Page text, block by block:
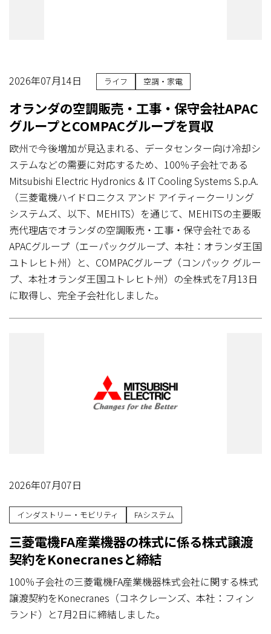
2026年07月14日 ライフ 空調・家電
オランダの空調販売・工事・保守会社APAC
グループとCOMPACグループを買収
欧州で今後増加が見込まれる、データセンター向け冷却シ
ステムなどの需要に対応するため、100％子会社である
Mitsubishi Electric Hydronics & IT Cooling Systems S.p.A.
（三菱電機ハイドロニクス アンド アイティークーリング
システムズ、以下、MEHITS）を通じて、MEHITSの主要販
売代理店でオランダの空調販売・工事・保守会社である
APACグループ（エーパックグループ、本社：オランダ王国
ユトレヒト州）と、COMPACグループ（コンパック グルー
プ、本社オランダ王国ユトレヒト州）の全株式を7月13日
に取得し、完全子会社化しました。
2026年07月07日
インダストリー・モビリティ FAシステム
三菱電機FA産業機器の株式に係る株式譲渡
契約をKonecranesと締結
100％子会社の三菱電機FA産業機器株式会社に関する株式
譲渡契約をKonecranes（コネクレーンズ、本社：フィン
ランド）と7月2日に締結しました。